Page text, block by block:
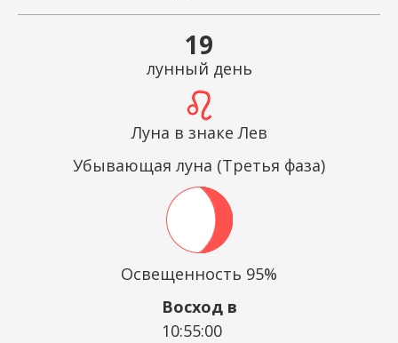
19
лунный день
Луна в знаке Лев
Убывающая луна (Третья фаза)
Освещенность 95%
Восход в
10:55:00